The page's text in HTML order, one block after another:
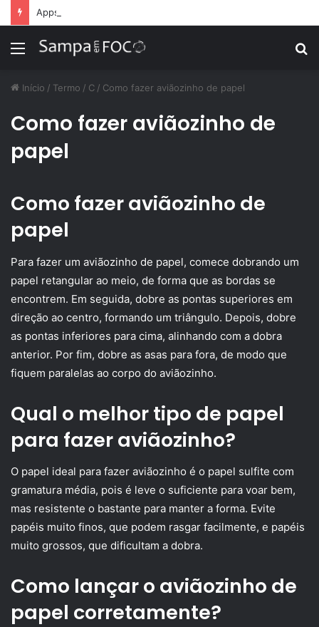
Menu
Início / Termo / C / Como fazer aviãozinho de papel
Como fazer aviãozinho de
papel
Como fazer aviãozinho de
papel
Para fazer um aviãozinho de papel, comece dobrando um
papel retangular ao meio, de forma que as bordas se
encontrem. Em seguida, dobre as pontas superiores em
direção ao centro, formando um triângulo. Depois, dobre
as pontas inferiores para cima, alinhando com a dobra
anterior. Por fim, dobre as asas para fora, de modo que
fiquem paralelas ao corpo do aviãozinho.
Qual o melhor tipo de papel
para fazer aviãozinho?
O papel ideal para fazer aviãozinho é o papel sulfite com
gramatura média, pois é leve o suficiente para voar bem,
mas resistente o bastante para manter a forma. Evite
papéis muito finos, que podem rasgar facilmente, e papéis
muito grossos, que dificultam a dobra.
Como lançar o aviãozinho de
papel corretamente?